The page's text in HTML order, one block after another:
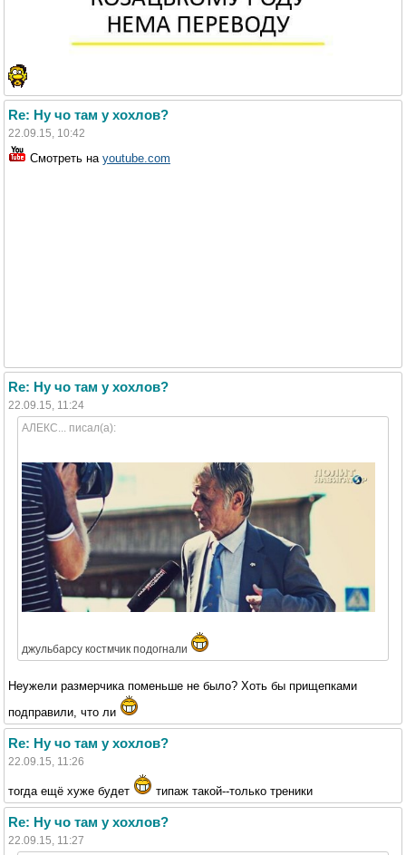
Re: Ну чо там у хохлов?
22.09.15, 10:42
Смотреть на youtube.com
Re: Ну чо там у хохлов?
22.09.15, 11:24
АЛЕКС... писал(а):
джульбарсу костмчик подогнали
Неужели размерчика поменьше не было? Хоть бы прищепками
подправили, что ли
Re: Ну чо там у хохлов?
22.09.15, 11:26
тогда ещё хуже будет типаж такой--только треники
Re: Ну чо там у хохлов?
22.09.15, 11:27